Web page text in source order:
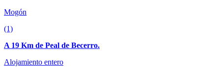
Mogón
(1)
A 19 Km de Peal de Becerro.
Alojamiento entero